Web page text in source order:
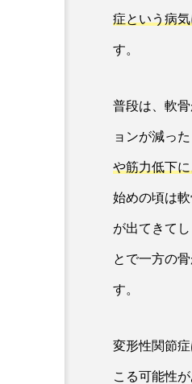
症という病
す。
普段は、軟
ョンが減っ
や筋力低下
始めの頃は
が出てきて
とで一方の
す。
変形性関節
こる可能性